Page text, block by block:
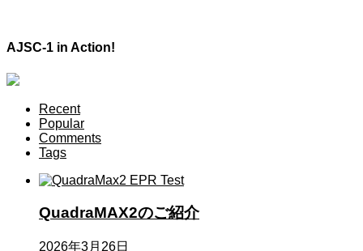
AJSC-1 in Action!
Recent
Popular
Comments
Tags
QuadraMAX2のご紹介
2026年3月26日